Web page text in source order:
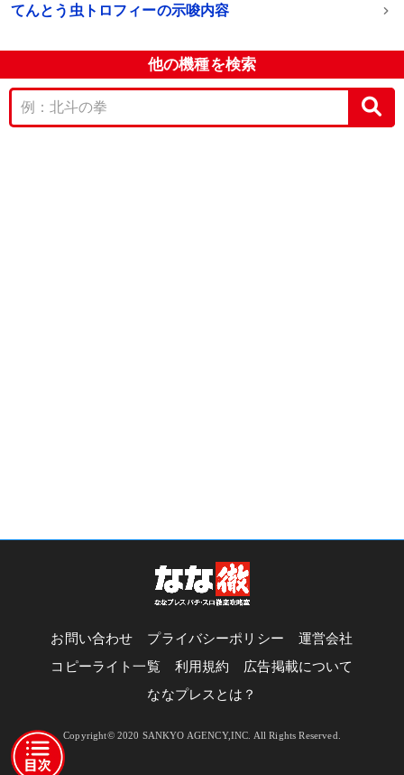
てんとう虫トロフィーの示唆内容
他の機種を検索
お問い合わせ プライバシーポリシー
運営会社
コピーライト一覧
利用規約
広告掲載について
ななプレスとは？
Copyright© 2020 SANKYO AGENCY,INC. All Rights Reserved.